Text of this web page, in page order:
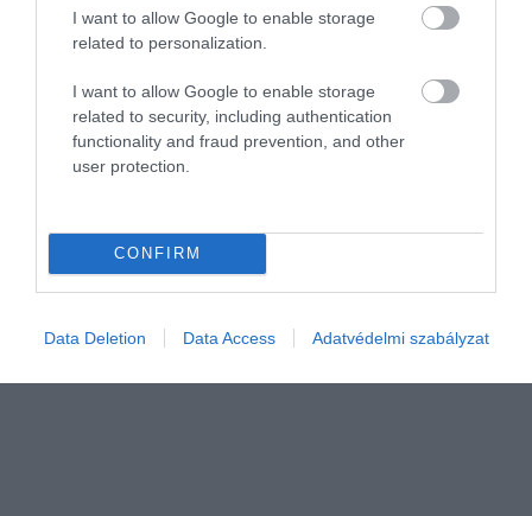
I want to allow Google to enable storage
related to personalization.
I want to allow Google to enable storage
related to security, including authentication
functionality and fraud prevention, and other
user protection.
CONFIRM
Data Deletion Data Access Adatvédelmi szabályzat
Mérséklődik a forróság, de kevés csapadék érkezik
Öt-tíz fokot csökken ma a napi csúcshőmérséklet csütörtökhöz